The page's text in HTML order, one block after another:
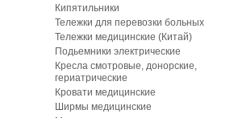
Кипятильники
Тележки для перевозки больных
Тележки медицинские (Китай)
Подьемники электрические
Кресла смотровые, донорские,
гериатрические
Кровати медицинские
Ширмы медицинские